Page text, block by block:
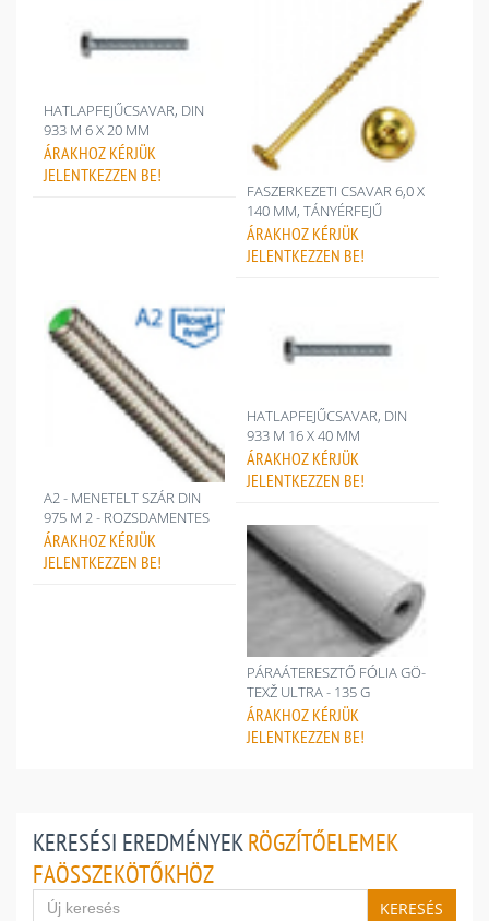
HATLAPFEJŰCSAVAR, DIN
933 M 6 X 20 MM
ÁRAKHOZ KÉRJÜK
JELENTKEZZEN BE!
FASZERKEZETI CSAVAR 6,0 X
140 MM, TÁNYÉRFEJŰ
ÁRAKHOZ KÉRJÜK
JELENTKEZZEN BE!
A2 - MENETELT SZÁR DIN
975 M 2 - ROZSDAMENTES
ÁRAKHOZ KÉRJÜK
JELENTKEZZEN BE!
HATLAPFEJŰCSAVAR, DIN
933 M 16 X 40 MM
ÁRAKHOZ KÉRJÜK
JELENTKEZZEN BE!
PÁRAÁTERESZTŐ FÓLIA GÖ-
TEXŽ ULTRA - 135 G
ÁRAKHOZ KÉRJÜK
JELENTKEZZEN BE!
KERESÉSI EREDMÉNYEK RÖGZÍTŐELEMEK
FAÖSSZEKÖTŐKHÖZ
KERESÉS